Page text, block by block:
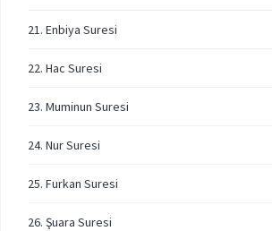
21. Enbiya Suresi
22. Hac Suresi
23. Muminun Suresi
24. Nur Suresi
25. Furkan Suresi
26. Şuara Suresi